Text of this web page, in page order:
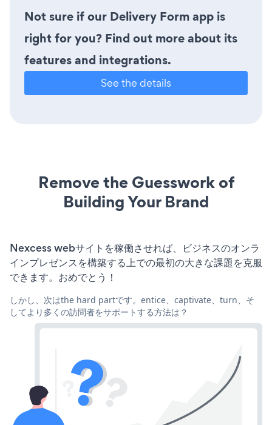
Not sure if our Delivery Form app is
right for you? Find out more about its
features and integrations.
See the details
Remove the Guesswork of
Building Your Brand
Nexcess webサイトを稼働させれば、ビジネスのオンラ
インプレゼンスを構築する上での最初の大きな課題を克服
できます。おめでとう！
しかし、次はthe hard partです。entice、captivate、turn、そ
してより多くの訪問者をサポートする方法は？